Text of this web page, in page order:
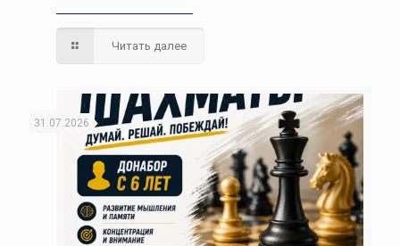
Читать далее
31.07.2026